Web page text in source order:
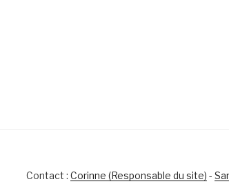
Contact : Corinne (Responsable du site) -